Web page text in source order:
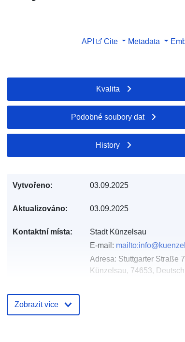
API Cite Metadata
Kvalita
Podobné soubory dat
History
Vytvořeno: 03.09.2025
Aktualizováno: 03.09.2025
Kontaktní místa:
Stadt Künzelsau
E-mail:
Adresa: Stuttgarter Straße
Künzelsau, 74653,
Zobrazit více